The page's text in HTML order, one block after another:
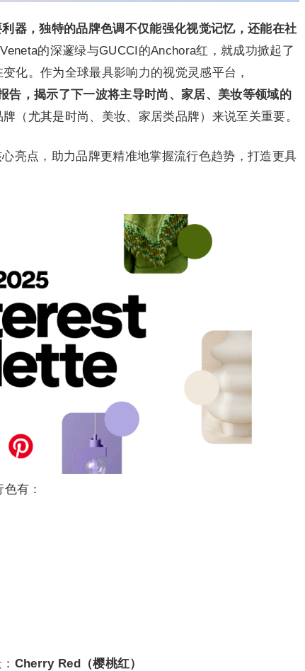
器，独特的品牌色调不仅能强化视觉记忆，还能在社
的深邃绿与GUCCI的Anchora红，就成功掀起了
化。作为全球最具影响力的视觉灵感平台，
告，揭示了下一波将主导时尚、家居、美妆等领域的
（尤其是时尚、美妆、家居类品牌）来说至关重要。
亮点，助力品牌更精准地掌握流行色趋势，打造更具
有：
Cherry Red（樱桃红）